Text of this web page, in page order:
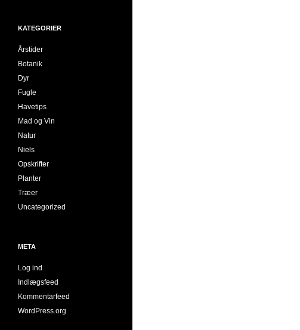
KATEGORIER
Årstider
Botanik
Dyr
Fugle
Havetips
Mad og Vin
Natur
Niels
Opskrifter
Planter
Træer
Uncategorized
META
Log ind
Indlægsfeed
Kommentarfeed
WordPress.org